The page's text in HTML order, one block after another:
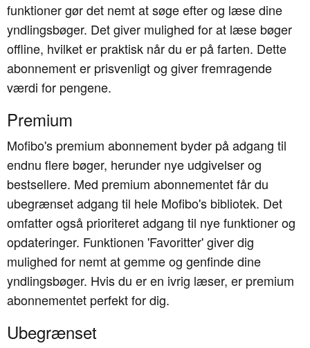
funktioner gør det nemt at søge efter og læse dine
yndlingsbøger. Det giver mulighed for at læse bøger
offline, hvilket er praktisk når du er på farten. Dette
abonnement er prisvenligt og giver fremragende
værdi for pengene.
Premium
Mofibo's premium abonnement byder på adgang til
endnu flere bøger, herunder nye udgivelser og
bestsellere. Med premium abonnementet får du
ubegrænset adgang til hele Mofibo's bibliotek. Det
omfatter også prioriteret adgang til nye funktioner og
opdateringer. Funktionen 'Favoritter' giver dig
mulighed for nemt at gemme og genfinde dine
yndlingsbøger. Hvis du er en ivrig læser, er premium
abonnementet perfekt for dig.
Ubegrænset